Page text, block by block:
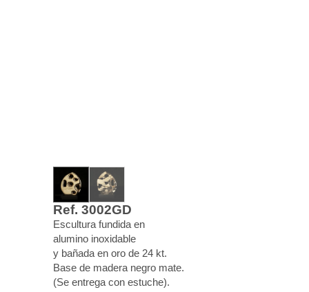
Ref. 3002GD
Escultura fundida en
alumino inoxidable
y bañada en oro de 24 kt.
Base de madera negro mate.
(Se entrega con estuche).